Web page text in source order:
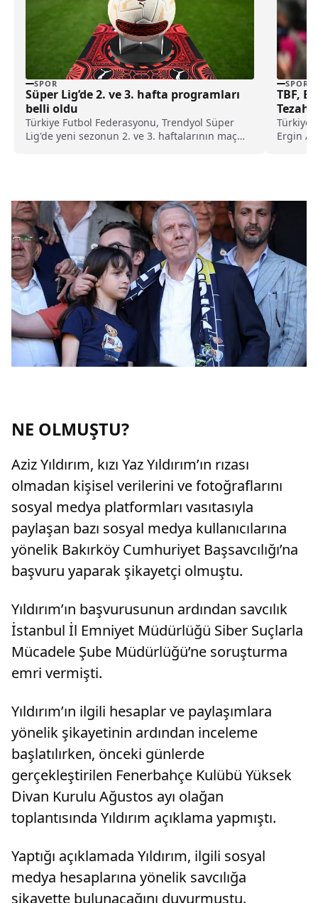
SPOR
Süper Lig’de 2. ve 3. hafta programları
belli oldu
Türkiye Futbol Federasyonu, Trendyol Süper
Lig'de yeni sezonun 2. ve 3. haftalarının maç
SPOR
TBF,
Türkiye
Ergin
NE OLMUŞTU?
Aziz Yıldırım, kızı Yaz Yıldırım’ın rızası
olmadan kişisel verilerini ve fotoğraflarını
sosyal medya platformları vasıtasıyla
paylaşan bazı sosyal medya kullanıcılarına
yönelik Bakırköy Cumhuriyet Başsavcılığı’na
başvuru yaparak şikayetçi olmuştu.
Yıldırım’ın başvurusunun ardından savcılık
İstanbul İl Emniyet Müdürlüğü Siber Suçlarla
Mücadele Şube Müdürlüğü’ne soruşturma
emri vermişti.
Yıldırım’ın ilgili hesaplar ve paylaşımlara
yönelik şikayetinin ardından inceleme
başlatılırken, önceki günlerde
gerçekleştirilen Fenerbahçe Kulübü Yüksek
Divan Kurulu Ağustos ayı olağan
toplantısında Yıldırım açıklama yapmıştı.
Yaptığı açıklamada Yıldırım, ilgili sosyal
medya hesaplarına yönelik savcılığa
şikayette bulunacağını duyurmuştu.